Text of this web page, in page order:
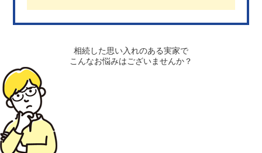
相続した思い入れのある実家で
こんなお悩みはございませんか？